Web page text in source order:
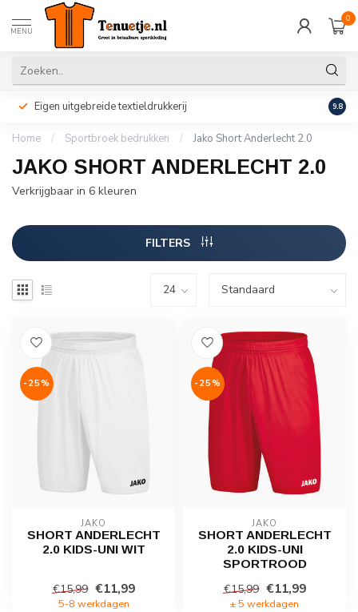
MENU
0
Eigen uitgebreide textieldrukkerij 9.8
Home / Sportbroek bedrukken / Jako Short Anderlecht 2.0
JAKO SHORT ANDERLECHT 2.0
Verkrijgbaar in 6 kleuren
FILTERS
-25%
JAKO
SHORT ANDERLECHT
2.0 KIDS-UNI WIT
€15,99 €11,99
5-8 werkdagen
-25%
JAKO
SHORT ANDERLECHT
2.0 KIDS-UNI
SPORTROOD
€15,99 €11,99
± 5 werkdagen